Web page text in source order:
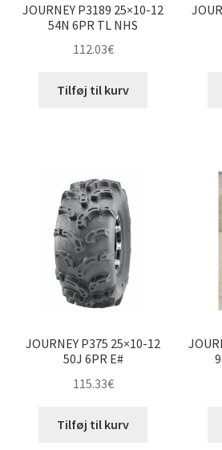
JOURNEY P3189 25×10-12
54N 6PR TL NHS
112.03€
Tilføj til kurv
JOURNEY P375 25×10-12
50J 6PR E#
115.33€
Tilføj til kurv